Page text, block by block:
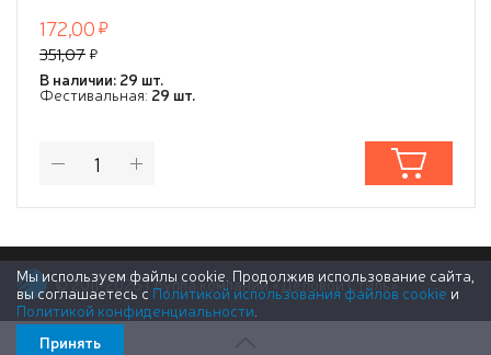
172,00
351,07
В наличии: 29 шт.
Фестивальная: 29 шт.
© 2011-2026 Группа компаний «Деловой Стиль»
Мы используем файлы cookie. Продолжив использование сайта,
вы соглашаетесь с Политикой использования файлов cookie и
Политикой конфиденциальности
Принять